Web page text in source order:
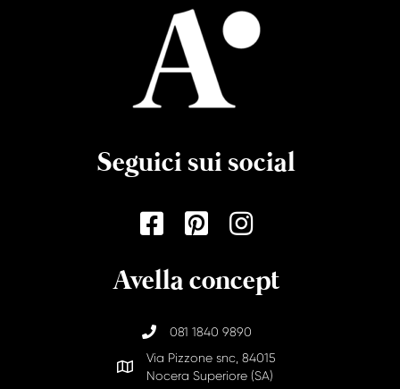
Seguici sui social
Avella concept
081 1840 9890
Via Pizzone snc, 84015
Nocera Superiore (SA)